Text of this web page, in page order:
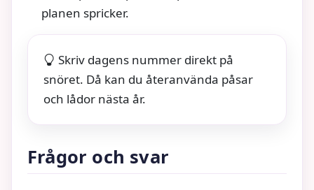
planen spricker.
Skriv dagens nummer direkt på
snöret. Då kan du återanvända påsar
och lådor nästa år.
Frågor och svar